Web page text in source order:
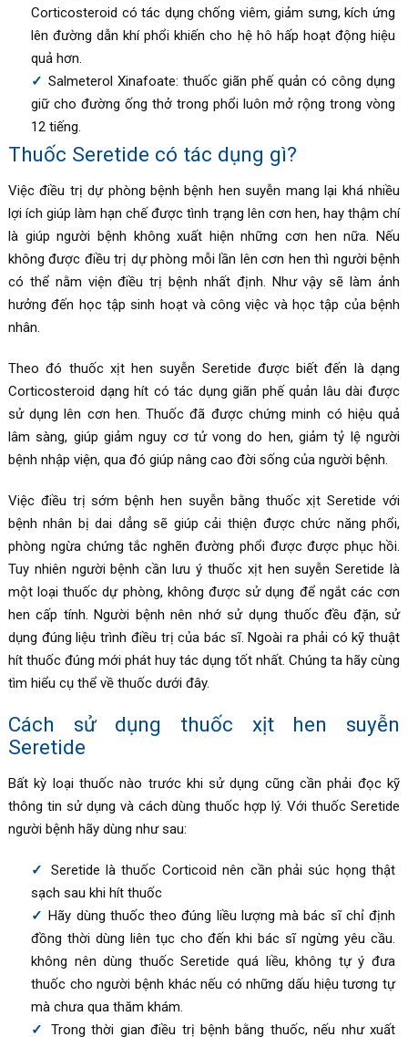
Corticosteroid có tác dụng chống viêm, giảm sưng, kích ứng
lên đường dẫn khí phổi khiến cho hệ hô hấp hoạt động hiệu
quả hơn.
Salmeterol Xinafoate: thuốc giãn phế quản có công dụng
giữ cho đường ống thở trong phổi luôn mở rộng trong vòng
12 tiếng.
Thuốc Seretide có tác dụng gì?
Việc điều trị dự phòng bệnh bệnh hen suyễn mang lại khá nhiều
lợi ích giúp làm hạn chế được tình trạng lên cơn hen, hay thậm chí
là giúp người bệnh không xuất hiện những cơn hen nữa. Nếu
không được điều trị dự phòng mỗi lần lên cơn hen thì người bệnh
có thể nằm viện điều trị bệnh nhất định. Như vậy sẽ làm ảnh
hưởng đến học tập sinh hoạt và công việc và học tập của bệnh
nhân.
Theo đó thuốc xịt hen suyễn Seretide được biết đến là dạng
Corticosteroid dạng hít có tác dụng giãn phế quản lâu dài được
sử dụng lên cơn hen. Thuốc đã được chứng minh có hiệu quả
lâm sàng, giúp giảm nguy cơ tử vong do hen, giảm tỷ lệ người
bệnh nhập viện, qua đó giúp nâng cao đời sống của người bệnh.
Việc điều trị sớm bệnh hen suyễn bằng thuốc xịt Seretide với
bệnh nhân bị dai dẳng sẽ giúp cải thiện được chức năng phổi,
phòng ngừa chứng tắc nghẽn đường phổi được được phục hồi.
Tuy nhiên người bệnh cần lưu ý thuốc xịt hen suyễn Seretide là
một loại thuốc dự phòng, không được sử dụng để ngắt các cơn
hen cấp tính. Người bệnh nên nhớ sử dụng thuốc đều đặn, sử
dụng đúng liệu trình điều trị của bác sĩ. Ngoài ra phải có kỹ thuật
hít thuốc đúng mới phát huy tác dụng tốt nhất. Chúng ta hãy cùng
tìm hiểu cụ thể về thuốc dưới đây.
Cách sử dụng thuốc xịt hen suyễn
Seretide
Bất kỳ loại thuốc nào trước khi sử dụng cũng cần phải đọc kỹ
thông tin sử dụng và cách dùng thuốc hợp lý. Với thuốc Seretide
người bệnh hãy dùng như sau:
Seretide là thuốc Corticoid nên cần phải súc họng thật
sạch sau khi hít thuốc
Hãy dùng thuốc theo đúng liều lượng mà bác sĩ chỉ định
đồng thời dùng liên tục cho đến khi bác sĩ ngừng yêu cầu.
không nên dùng thuốc Seretide quá liều, không tự ý đưa
thuốc cho người bệnh khác nếu có những dấu hiệu tương tự
mà chưa qua thăm khám.
Trong thời gian điều trị bệnh bằng thuốc, nếu như xuất